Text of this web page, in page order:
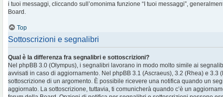
i tuoi messaggi, cliccando sull’omonima funzione “I tuoi messaggi”,
Board.
Top
Sottoscrizioni e segnalibri
Qual è la differenza fra segnalibri e sottoscrizioni?
Nel phpBB 3.0 (Olympus), i segnalibri lavorano in modo molto simile ai
avvisati in caso di aggiornamento. Nel phpBB 3.1 (Ascraeus), 3.2 (Rhea) e 3.3
sottoscrizione di un argomento. È possibile ricevere una notifica quando un
aggiornato. La sottoscrizione, tuttavia, ti comunicherà quando c’è un